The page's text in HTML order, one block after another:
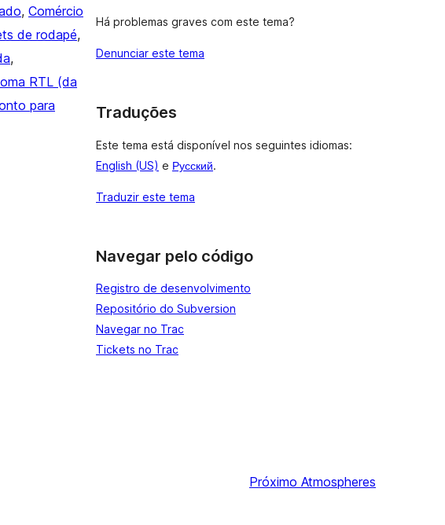
, Comércio
de rodapé
RTL (da
para
Há problemas graves com este tema?
Denunciar este tema
Traduções
Este tema está disponível nos seguintes idiomas:
English (US) e Русский.
Traduzir este tema
Navegar pelo código
Registro de desenvolvimento
Repositório do Subversion
Navegar no Trac
Tickets no Trac
Próximo Atmospheres